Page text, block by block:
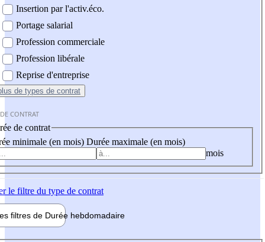
Insertion par l'activ.éco.
Portage salarial
Profession commerciale
Profession libérale
Reprise d'entreprise
de types de contrat
CONTRAT
de contrat
minimale (en mois) Durée maximale (en mois)
mois
le filtre du type de contrat
filtres de Durée hebdomadaire